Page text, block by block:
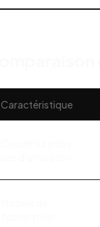
Caractéristique